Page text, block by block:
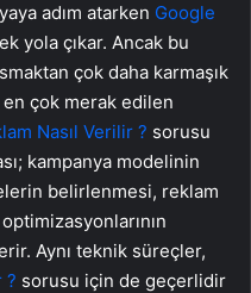
adım atarken Google
yola çıkar. Ancak bu
çok daha karmaşık
çok merak edilen
Nasıl Verilir ? sorusu
kampanya modelinin
belirlenmesi, reklam
Aynı teknik süreçler,
? sorusu için de geçerlidir